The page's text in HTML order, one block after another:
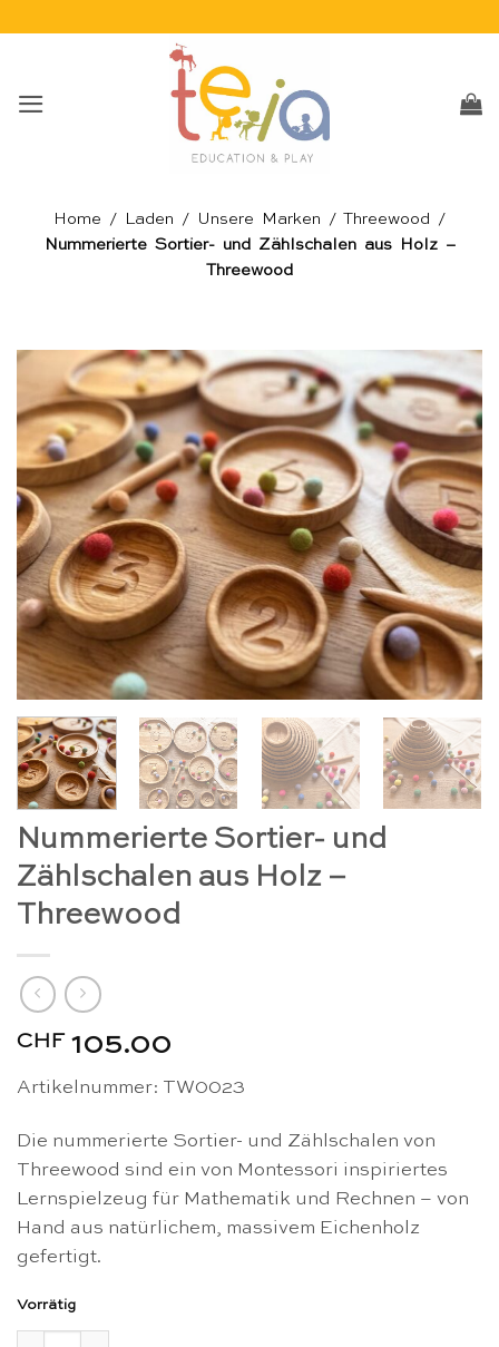
Home / Laden / Unsere Marken / Threewood /
Nummerierte Sortier- und Zählschalen aus Holz –
Threewood
Nummerierte Sortier- und
Zählschalen aus Holz –
Threewood
CHF 105.00
Artikelnummer: TW0023
Die nummerierte Sortier- und Zählschalen von
Threewood sind ein von Montessori inspiriertes
Lernspielzeug für Mathematik und Rechnen – von
Hand aus natürlichem, massivem Eichenholz
gefertigt.
Vorrätig